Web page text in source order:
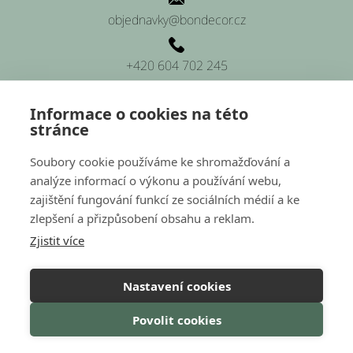
Informace o cookies na této
stránce
Soubory cookie používáme ke shromažďování a
analýze informací o výkonu a používání webu,
zajištění fungování funkcí ze sociálních médií a ke
zlepšení a přizpůsobení obsahu a reklam.
Zjistit více
Nastavení cookies
Povolit cookies
objednavky@bondecor.cz
+420 604 702 245
Platnéřská 88/9, Praha 1 (sídlo firmy)
Hluchov 157, 798 41 Hluchov (provozovna a sklady)
NakódovaloRemedio Digital|
Vytvořil Shoptet
Copyright 2026Bondecor. Všechna práva vyhrazena.